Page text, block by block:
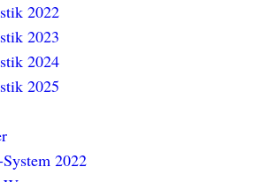
2022
2023
2024
2025
2022